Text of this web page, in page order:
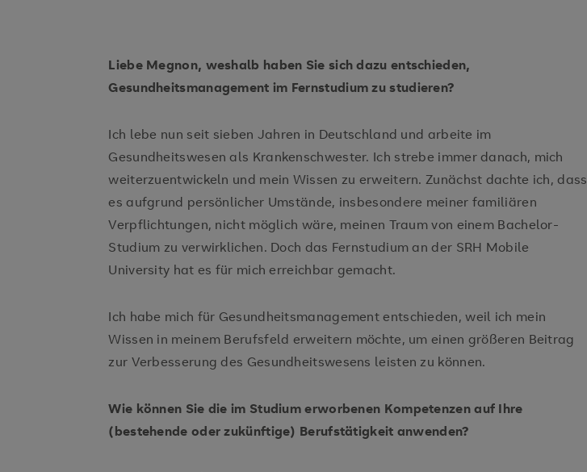
Liebe Megnon, weshalb haben Sie sich dazu entschieden,
Gesundheitsmanagement im Fernstudium zu studieren?
Ich lebe nun seit sieben Jahren in Deutschland und arbeite im
Gesundheitswesen als Krankenschwester. Ich strebe immer danach, mich
weiterzuentwickeln und mein Wissen zu erweitern. Zunächst dachte ich, dass
es aufgrund persönlicher Umstände, insbesondere meiner familiären
Verpflichtungen, nicht möglich wäre, meinen Traum von einem Bachelor-
Studium zu verwirklichen. Doch das Fernstudium an der SRH Mobile
University hat es für mich erreichbar gemacht.
Ich habe mich für Gesundheitsmanagement entschieden, weil ich mein
Wissen in meinem Berufsfeld erweitern möchte, um einen größeren Beitrag
zur Verbesserung des Gesundheitswesens leisten zu können.
Wie können Sie die im Studium erworbenen Kompetenzen auf Ihre
(bestehende oder zukünftige) Berufstätigkeit anwenden?